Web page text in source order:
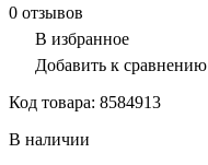
0 отзывов
В избранное
Добавить к сравнению
Код товара: 8584913
В наличии